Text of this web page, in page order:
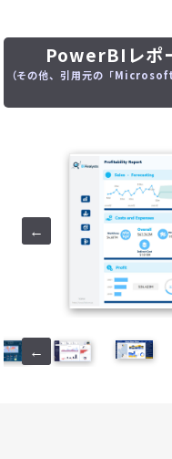
PowerBIレポ
（その他、引用元の「
←
←